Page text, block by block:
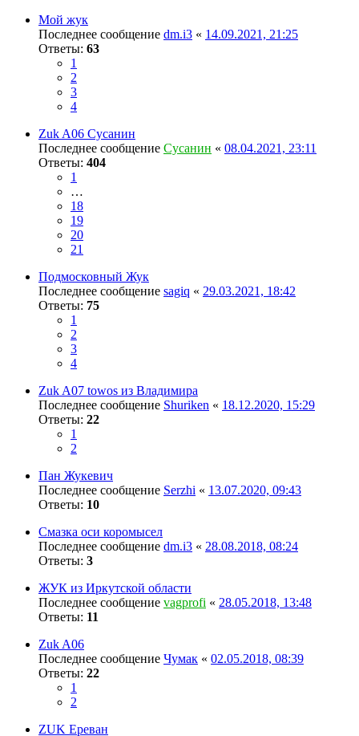
Мой жук
Последнее сообщение dm.i3 « 14.09.2021, 21:25
Ответы: 63
1
2
3
4
Zuk A06 Сусанин
Последнее сообщение Сусанин « 08.04.2021, 23:11
Ответы: 404
1
…
18
19
20
21
Подмосковный Жук
Последнее сообщение sagiq « 29.03.2021, 18:42
Ответы: 75
1
2
3
4
Zuk A07 towos из Владимира
Последнее сообщение Shuriken « 18.12.2020, 15:29
Ответы: 22
1
2
Пан Жукевич
Последнее сообщение Serzhi « 13.07.2020, 09:43
Ответы: 10
Смазка оси коромысел
Последнее сообщение dm.i3 « 28.08.2018, 08:24
Ответы: 3
ЖУК из Иркутской области
Последнее сообщение vagprofi « 28.05.2018, 13:48
Ответы: 11
Zuk A06
Последнее сообщение Чумак « 02.05.2018, 08:39
Ответы: 22
1
2
ZUK Ереван